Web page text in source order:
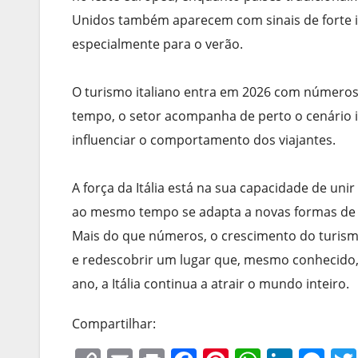
Unidos também aparecem com sinais de
especialmente para o verão.
O turismo italiano entra em 2026 com
tempo, o setor acompanha de perto o
influenciar o comportamento dos viajantes.
A força da Itália está na sua capacidade de
ao mesmo tempo se adapta a novas formas
Mais do que números, o crescimento do
e redescobrir um lugar que, mesmo
ano, a Itália continua a atrair o mundo inteiro.
Compartilhar: